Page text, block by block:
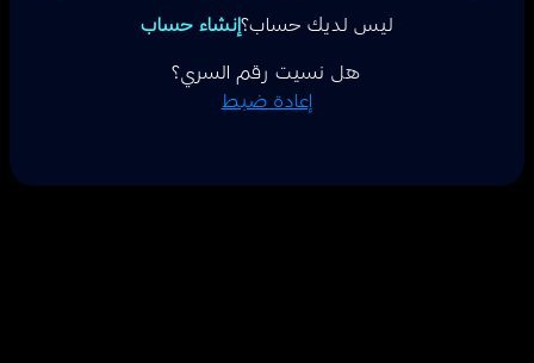
ليس لديك حساب؟إنشاء حساب
هل نسيت رقم السري؟
إعادة ضبط